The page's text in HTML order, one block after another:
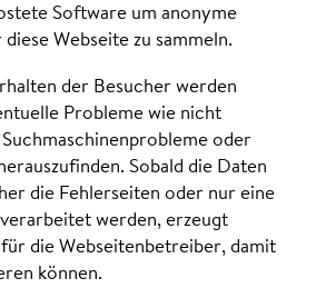
Software um anonyme
Webseite zu sammeln.
der Besucher werden
Probleme wie nicht
oder
Sobald die Daten
die Fehlerseiten oder nur eine
verarbeitet werden, erzeugt
die Webseitenbetreiber, damit
können.